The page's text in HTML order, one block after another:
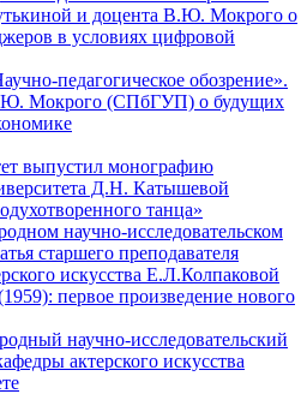
педагогическое обозрение».
Мокрого (СПбГУП) о будущих
выпустил монографию
Д.Н. Катышевой
танца»
научно-исследовательский
актерского искусства